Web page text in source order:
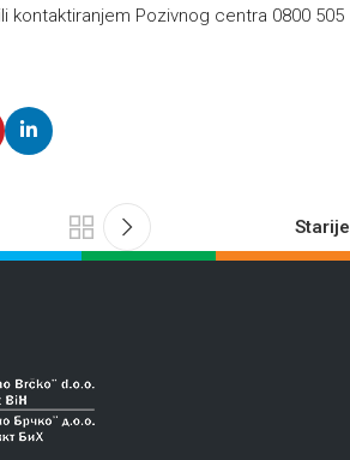
ili kontaktiranjem Pozivnog centra 0800 505
Starije